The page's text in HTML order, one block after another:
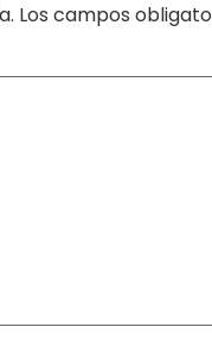
Los campos